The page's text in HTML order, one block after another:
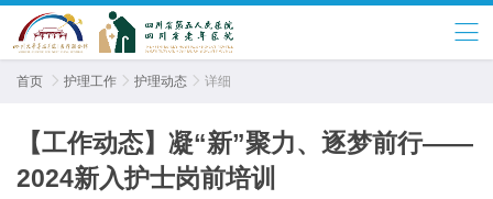
首页  护理工作  护理动态  详细
【工作动态】凝“新”聚力、逐梦前行——
2024新入护士岗前培训